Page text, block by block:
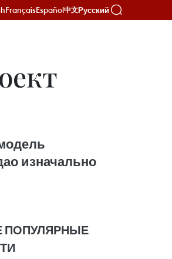
FrançaisEspañol中文Русский
изначально
ПОПУЛЯРНЫЕ